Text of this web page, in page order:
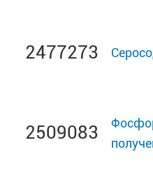
2477273
2509083